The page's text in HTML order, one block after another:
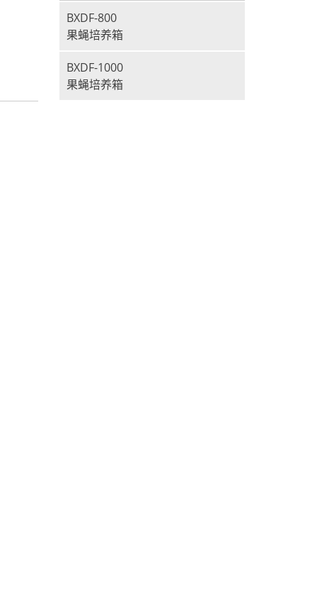
BXDF-800
果蝇培养箱
BXDF-1000
果蝇培养箱